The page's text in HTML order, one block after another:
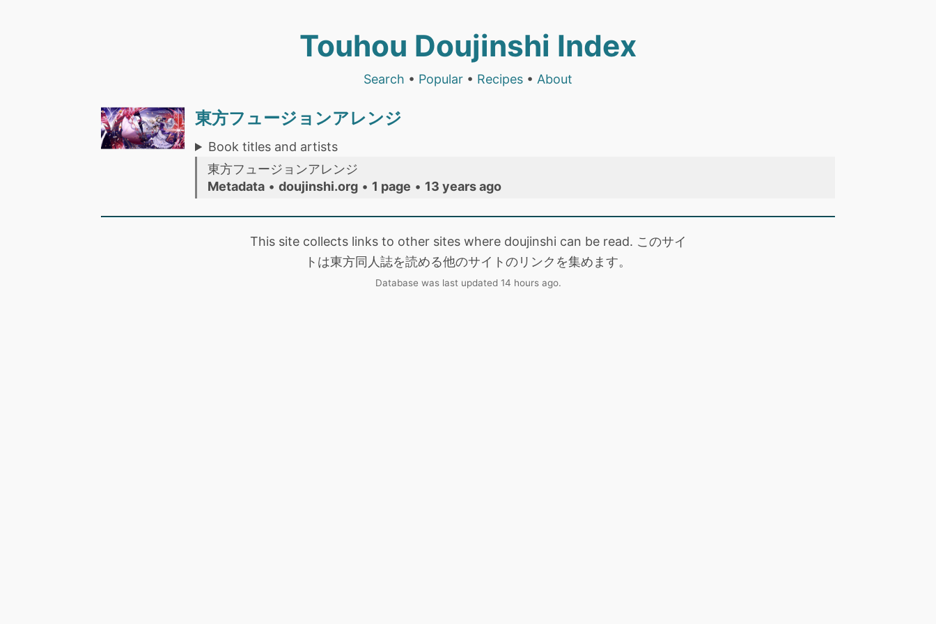
Touhou Doujinshi Index
Search • Popular • Recipes • About
東方フュージョンアレンジ
Book titles and artists
東方フュージョンアレンジ
Metadata • doujinshi.org • 1 page • 13 years ago
This site collects links to other sites where doujinshi can be read. このサイ
トは東方同人誌を読める他のサイトのリンクを集めます。
Database was last updated 14 hours ago.